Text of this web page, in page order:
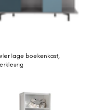
lage boekenkast,